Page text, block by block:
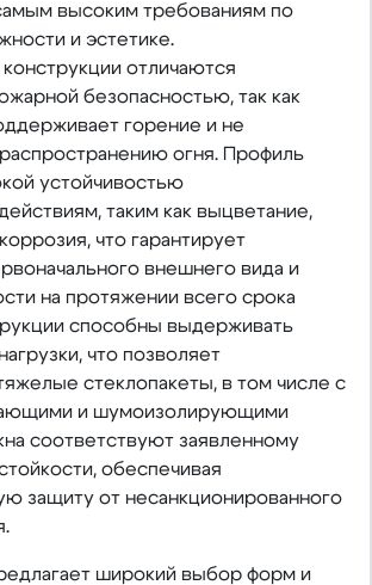
высоким требованиям по
и эстетике.
отличаются
безопасностью, так как
горение и не
огня. Профиль
устойчивостью
таким как выцветание,
что гарантирует
внешнего вида и
на протяжении всего срока
способны выдерживать
что позволяет
стеклопакеты, в том числе с
и шумоизолирующими
соответствуют заявленному
обеспечивая
защиту от несанкционированного
широкий выбор форм и